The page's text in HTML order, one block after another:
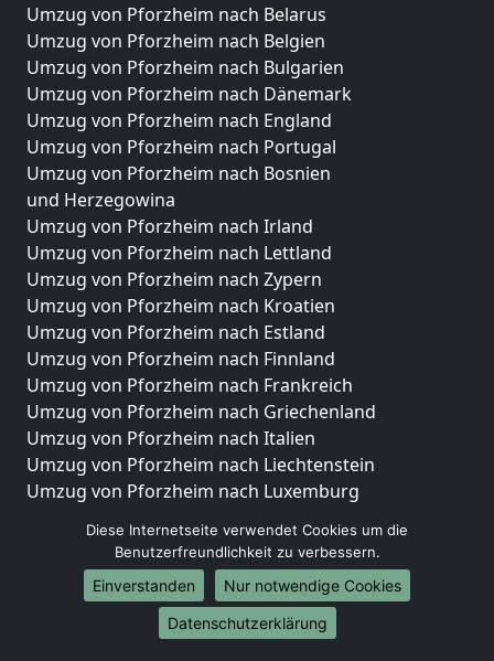
Umzug von Pforzheim nach Belarus
Umzug von Pforzheim nach Belgien
Umzug von Pforzheim nach Bulgarien
Umzug von Pforzheim nach Dänemark
Umzug von Pforzheim nach England
Umzug von Pforzheim nach Portugal
Umzug von Pforzheim nach Bosnien
und Herzegowina
Umzug von Pforzheim nach Irland
Umzug von Pforzheim nach Lettland
Umzug von Pforzheim nach Zypern
Umzug von Pforzheim nach Kroatien
Umzug von Pforzheim nach Estland
Umzug von Pforzheim nach Finnland
Umzug von Pforzheim nach Frankreich
Umzug von Pforzheim nach Griechenland
Umzug von Pforzheim nach Italien
Umzug von Pforzheim nach Liechtenstein
Umzug von Pforzheim nach Luxemburg
Umzug von Pforzheim nach Norwegen
Umzüge-Deutschlandweit
Umzug von Pforzheim nach Berlin
Diese Internetseite verwendet Cookies um die
Benutzerfreundlichkeit zu verbessern.
Einverstanden
Nur notwendige Cookies
Datenschutzerklärung